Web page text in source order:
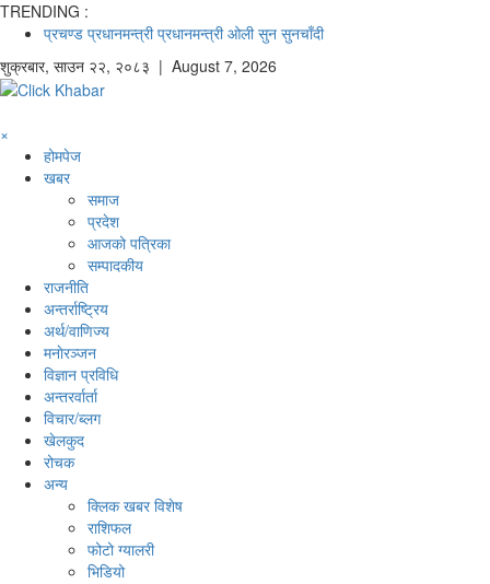
TRENDING :
प्रचण्ड प्रधानमन्त्री प्रधानमन्त्री ओली सुन सुनचाँदी
शुक्रबार, साउन २२, २०८३ | August 7, 2026
×
होमपेज
खबर
समाज
प्रदेश
आजको पत्रिका
सम्पादकीय
राजनीति
अन्तर्राष्ट्रिय
अर्थ/वाणिज्य
मनाेरञ्जन
विज्ञान प्रविधि
अन्तरर्वार्ता
विचार/ब्लग
खेलकुद
रोचक
अन्य
क्लिक खबर विशेष
राशिफल
फोटो ग्यालरी
भिडियो